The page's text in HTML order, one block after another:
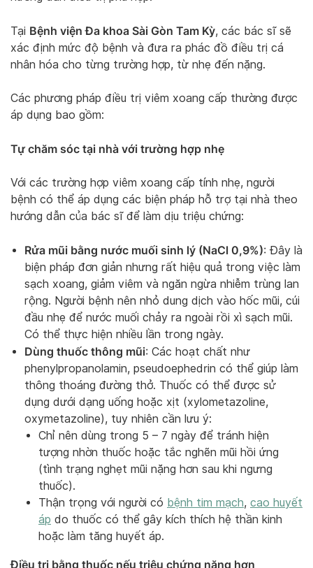
Tại Bệnh viện Đa khoa Sài Gòn Tam Kỳ, các bác sĩ sẽ
xác định mức độ bệnh và đưa ra phác đồ điều trị cá
nhân hóa cho từng trường hợp, từ nhẹ đến nặng.
Các phương pháp điều trị viêm xoang cấp thường được
áp dụng bao gồm:
Tự chăm sóc tại nhà với trường hợp nhẹ
Với các trường hợp viêm xoang cấp tính nhẹ, người
bệnh có thể áp dụng các biện pháp hỗ trợ tại nhà theo
hướng dẫn của bác sĩ để làm dịu triệu chứng:
Rửa mũi bằng nước muối sinh lý (NaCl 0,9%): Đây là
biện pháp đơn giản nhưng rất hiệu quả trong việc làm
sạch xoang, giảm viêm và ngăn ngừa nhiễm trùng lan
rộng. Người bệnh nên nhỏ dung dịch vào hốc mũi, cúi
đầu nhẹ để nước muối chảy ra ngoài rồi xì sạch mũi.
Có thể thực hiện nhiều lần trong ngày.
Dùng thuốc thông mũi: Các hoạt chất như
phenylpropanolamin, pseudoephedrin có thể giúp làm
thông thoáng đường thở. Thuốc có thể được sử
dụng dưới dạng uống hoặc xịt (xylometazoline,
oxymetazoline), tuy nhiên cần lưu ý:
Chỉ nên dùng trong 5 – 7 ngày để tránh hiện
tượng nhờn thuốc hoặc tắc nghẽn mũi hồi ứng
(tình trạng nghẹt mũi nặng hơn sau khi ngưng
thuốc).
Thận trọng với người có bệnh tim mạch, cao huyết
áp do thuốc có thể gây kích thích hệ thần kinh
hoặc làm tăng huyết áp.
Điều trị bằng thuốc nếu triệu chứng nặng hơn